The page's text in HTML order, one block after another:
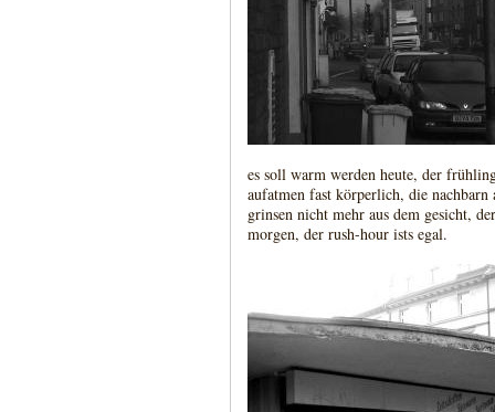
es soll warm werden heute, der
aufatmen fast körperlich, die nachbarn
grinsen nicht mehr aus dem gesicht,
morgen, der rush-hour ists egal.